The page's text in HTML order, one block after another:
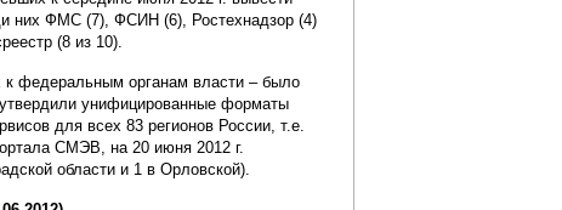
них ФМС (7), ФСИН (6), Ростехнадзор (4)
(8 из 10).
к федеральным органам власти – было
унифицированные форматы
для всех 83 регионов России, т.е.
СМЭВ, на 20 июня 2012 г.
области и 1 в Орловской).